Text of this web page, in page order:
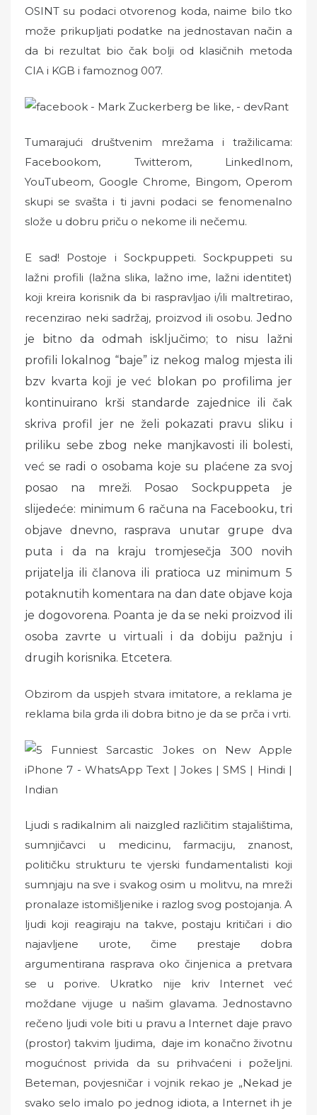
OSINT su podaci otvorenog koda, naime bilo tko
može prikupljati podatke na jednostavan način a
da bi rezultat bio čak bolji od klasičnih metoda
CIA i KGB i famoznog 007.
Tumarajući društvenim mrežama i tražilicama:
Facebookom, Twitterom, LinkedInom,
YouTubeom, Google Chrome, Bingom, Operom
skupi se svašta i ti javni podaci se fenomenalno
slože u dobru priču o nekome ili nečemu.
E sad! Postoje i Sockpuppeti. Sockpuppeti su
lažni profili (lažna slika, lažno ime, lažni identitet)
koji kreira korisnik da bi raspravljao i/ili maltretirao,
recenzirao neki sadržaj, proizvod ili osobu.Jedno
je bitno da odmah isključimo; to nisu lažni
profili lokalnog “baje” iz nekog malog mjesta ili
bzv kvarta koji je već blokan po profilima jer
kontinuirano krši standarde zajednice ili čak
skriva profil jer ne želi pokazati pravu sliku i
priliku sebe zbog neke manjkavosti ili bolesti,
već se radi o osobama koje su plaćene za svoj
posao na mreži. Posao Sockpuppeta je
slijedeće: minimum 6 računa na Facebooku, tri
objave dnevno, rasprava unutar grupe dva
puta i da na kraju tromjesečja 300 novih
prijatelja ili članova ili pratioca uz minimum 5
potaknutih komentara na dan date objave koja
je dogovorena. Poanta je da se neki proizvod ili
osoba zavrte u virtuali i da dobiju pažnju i
drugih korisnika. Etcetera.
Obzirom da uspjeh stvara imitatore, a reklama je
reklama bila grda ili dobra bitno je da se prča i vrti.
Ljudi s radikalnim ali naizgled različitim stajalištima,
sumnjičavci u medicinu, farmaciju, znanost,
političku strukturu te vjerski fundamentalisti koji
sumnjaju na sve i svakog osim u molitvu, na mreži
pronalaze istomišljenike i razlog svog postojanja. A
ljudi koji reagiraju na takve, postaju kritičari i dio
najavljene urote, čime prestaje dobra
argumentirana rasprava oko činjenica a pretvara
se u porive. Ukratko nije kriv Internet već
moždane vijuge u našim glavama. Jednostavno
rečeno ljudi vole biti u pravu a Internet daje pravo
(prostor) takvim ljudima, daje im konačno životnu
mogućnost privida da su prihvaćeni i poželjni.
Beteman, povjesničar i vojnik rekao je „Nekad je
svako selo imalo po jednog idiota, a Internet ih je